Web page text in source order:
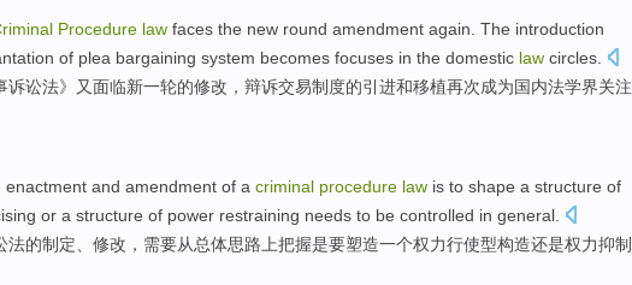
Procedure law faces the new round amendment again. The introduction
of plea bargaining system becomes focuses in the domestic law circles.
诉讼法》 又面临新一轮的修改 ， 辩诉交易制度的引进和移植再次成为国内法学界关注
enactment and amendment of a criminal procedure law is to shape a structure of
or a structure of power restraining needs to be controlled in general
法的制定 修改 ， 需要从总体思路上把握是要塑造一个权力行使型构造还是权力抑制